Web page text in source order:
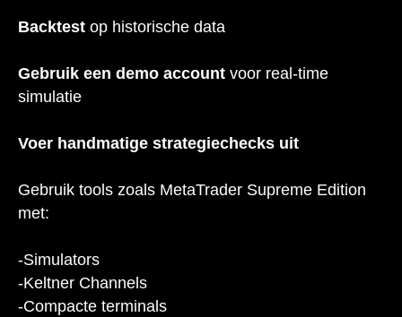
Backtest op historische data
Gebruik een demo account voor real-time
simulatie
Voer handmatige strategiechecks uit
Gebruik tools zoals MetaTrader Supreme Edition
met:
-Simulators
-Keltner Channels
-Compacte terminals